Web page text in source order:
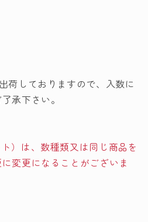
荷しておりますので、入数に
承下さい。
）は、数種類又は同じ商品を
変更になることがございま